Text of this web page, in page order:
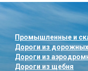
Промышленные и
Дороги из
Дороги из
Дороги из щебня